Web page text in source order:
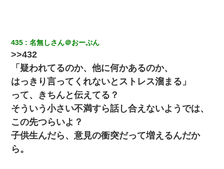
嘘をついてフリン旅行へ出かけた嫁→翌日、嫁「ただいま～」旦
那「娘がシんだよ。何度も連絡したのに…」嫁「えっ」→なん
と・・・
さっき嫁から、「愛しています」ってメールが届いた。俺も「愛
してます」って送ったら
小学生の息子が急に様子がおかしくなった。私「理由を聞いても
『わかんない！』って怒鳴り付けてくるし、困っってる」旦那
「話してみるよ」→ 後日・・・
435 名無しさん＠おーぷん
>>432
「疑われてるのか、他に何かあるのか、
はっきり言ってくれないとストレス溜まる」
って、きちんと伝えてる？
そういう小さい不満すら話し合えないようでは、
この先つらいよ？
子供生んだら、意見の衝突だって増えるんだか
ら。